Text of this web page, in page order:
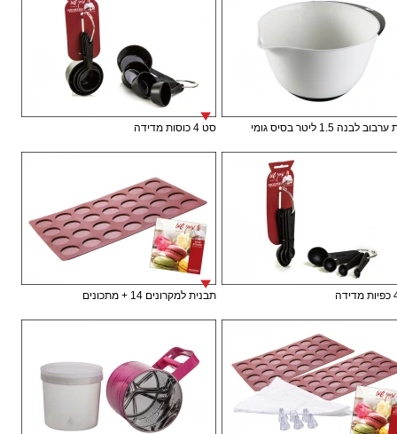
לבנה 1.5 ליטר בסיס גומי סט 4 כוסות מדידה
תבנית למקרונים 14 + מתכונים